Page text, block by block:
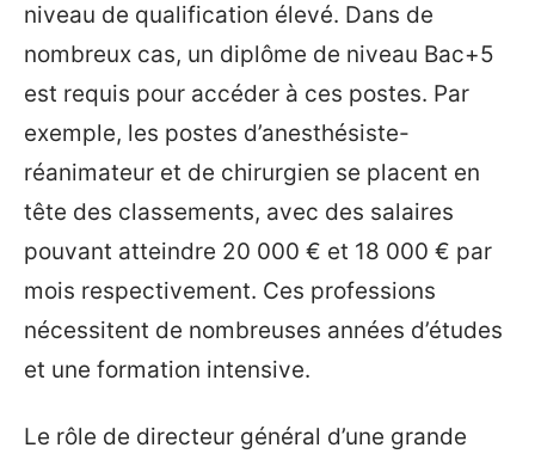
niveau de qualification élevé. Dans de
nombreux cas, un diplôme de niveau Bac+5
est requis pour accéder à ces postes. Par
exemple, les postes d’anesthésiste-
réanimateur et de chirurgien se placent en
tête des classements, avec des salaires
pouvant atteindre 20 000 € et 18 000 € par
mois respectivement. Ces professions
nécessitent de nombreuses années d’études
et une formation intensive.
Le rôle de directeur général d’une grande